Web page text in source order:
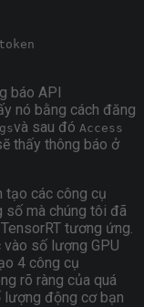
báo API
nó bằng cách đăng
và sau đó Access
thấy thông báo ở
tạo các công cụ
số mà chúng tôi đã
tương ứng.
số lượng GPU
4 công cụ
rõ ràng của quá
lượng động cơ bạn